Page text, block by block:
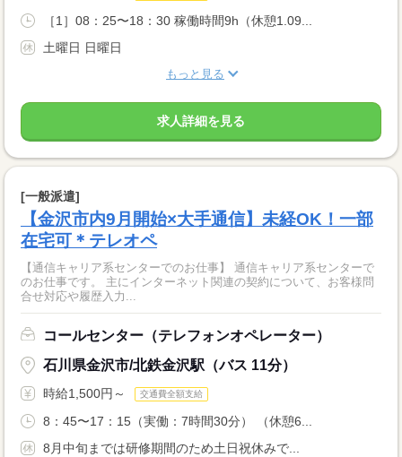
［1］08：25〜18：30 稼働時間9h（休憩1.09...
土曜日 日曜日
もっと見る
求人詳細を見る
[一般派遣]
【金沢市内9月開始×大手通信】未経OK！一部
在宅可＊テレオペ
【通信キャリア系センターでのお仕事】 通信キャリア系センターで
のお仕事です。 主にインターネット関連の契約について、お客様問
合せ対応や履歴入力...
コールセンター（テレフォンオペレーター）
石川県金沢市/北鉄金沢駅（バス 11分）
時給1,500円～ 交通費全額支給
8：45〜17：15（実働：7時間30分） （休憩6...
8月中旬までは研修期間のため土日祝休みで...